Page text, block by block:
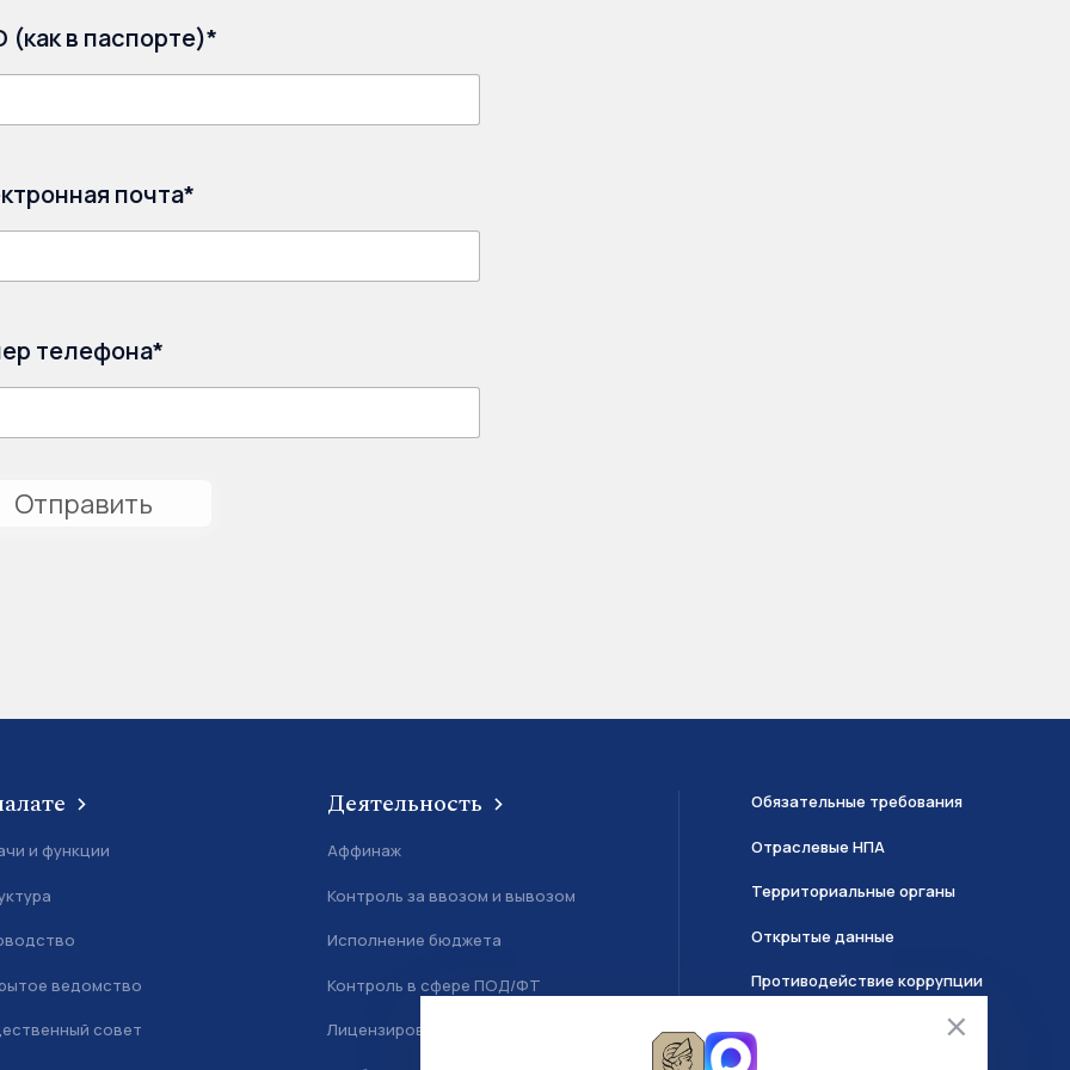
в паспорте)*
почта*
телефона*
и функции
ведомство
совет
Деятельность
Аффинаж
Контроль за ввозом и вывозом
Исполнение бюджета
Контроль в сфере ПОД/ФТ
Лицензирование
Обязательные требования
Отраслевые НПА
Территориальные органы
Открытые данные
Противодействие коррупции
О системе ГИИС ДМДК